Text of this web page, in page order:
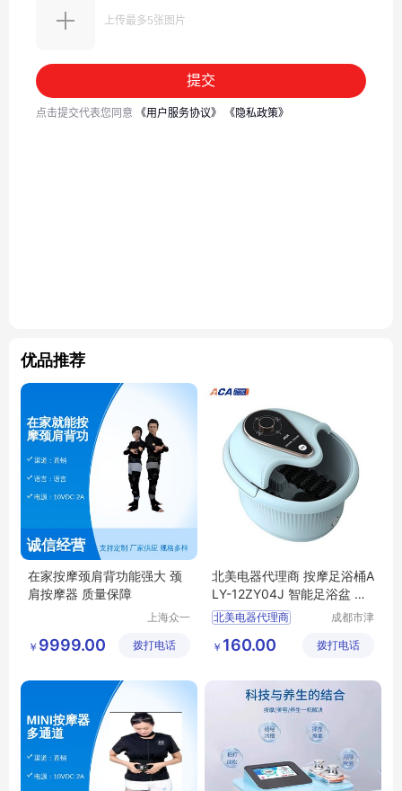
优品推荐
在家按摩颈肩背功能强大 颈
肩按摩器 质量保障
上海众一
有限公司
￥ 9999.00 拨打电话
北美电器代理商 按摩足浴桶A
LY-12ZY04J 智能足浴盆 电
动加热泡脚桶
北美电器代理商
北美电器ALY
加热泡脚桶
成都市津
技有限公
￥ 160.00 拨打电话